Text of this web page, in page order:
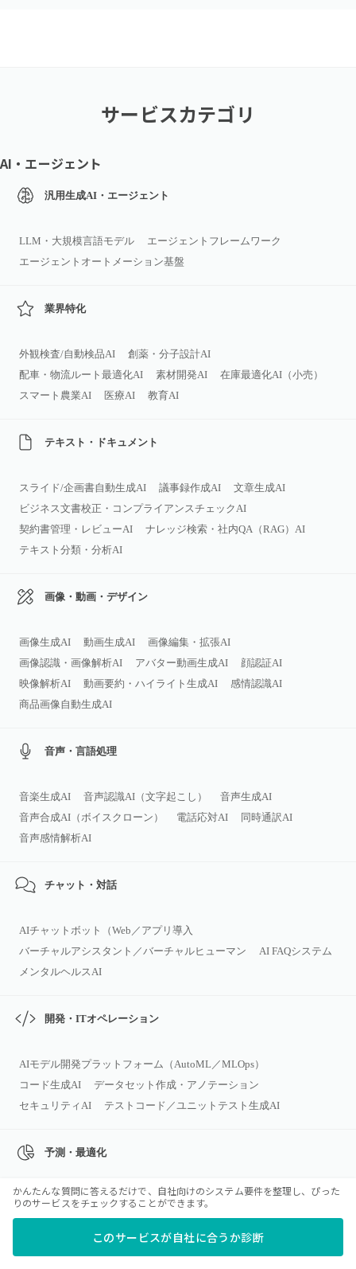
サービスカテゴリ
AI・エージェント
汎用生成AI・エージェント
LLM・大規模言語モデル
エージェントフレームワーク
エージェントオートメーション基盤
業界特化
外観検査/自動検品AI
創薬・分子設計AI
配車・物流ルート最適化AI
素材開発AI
在庫最適化AI（小売）
スマート農業AI
医療AI 教育AI
テキスト・ドキュメント
スライド/企画書自動生成AI 議事録作成AI
文章生成AI
ビジネス文書校正・コンプライアンスチェックAI
契約書管理・レビューAI
ナレッジ検索・社内QA（RAG）AI
テキスト分類・分析AI
画像・動画・デザイン
画像生成AI 動画生成AI
画像編集・拡張AI
画像認識・画像解析AI
アバター動画生成AI
顔認証AI
映像解析AI
動画要約・ハイライト生成AI
感情認識AI
商品画像自動生成AI
音声・言語処理
音楽生成AI 音声認識AI（文字起こし）
音声生成AI
音声合成AI（ボイスクローン）
電話応対AI
同時通訳AI
音声感情解析AI
チャット・対話
AIチャットボット（Web／アプリ導入
バーチャルアシスタント／バーチャルヒューマン
AI FAQシステム
メンタルヘルスAI
開発・ITオペレーション
AIモデル開発プラットフォーム（AutoML／MLOps）
コード生成AI
データセット作成・アノテーション
セキュリティAI
テストコード／ユニットテスト生成AI
予測・最適化
データ分析AI（AI‑BI） 需要予測AI
異常検知・予知保全AI
レコメンドAI
かんたんな質問に答えるだけで、自社向けのシステム要件を整理し、ぴった
りのサービスをチェックすることができます。
このサービスが自社に合うか診断